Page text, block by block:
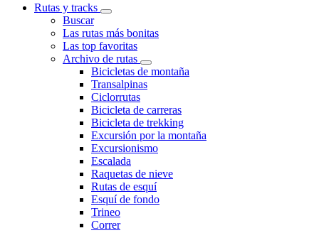
Rutas y tracks
Buscar
Las rutas más bonitas
Las top favoritas
Archivo de rutas
Bicicletas de montaña
Transalpinas
Ciclorrutas
Bicicleta de carreras
Bicicleta de trekking
Excursión por la montaña
Excursionismo
Escalada
Raquetas de nieve
Rutas de esquí
Esquí de fondo
Trineo
Correr